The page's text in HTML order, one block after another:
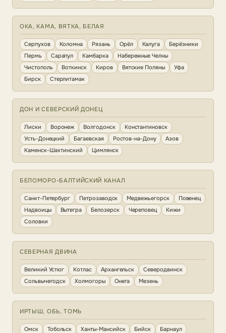
ОКА, КАМА, ВЯТКА, БЕЛАЯ
Серпухов Коломна Рязань Орёл Калуга
Берёзники
Пермь
Сарапул Камбарка
Набережные Челны
Чистополь
Воткинск Киров Вятские Поляны
Уфа
Бирск
Стерлитамак
ДОН И СЕВЕРСКИЙ ДОНЕЦ
Лиски Воронеж Волгодонск
Константиновск
Усть-Донецкий
Багаевская Ростов-на-Дону
Азов
Каменск-Шахтинский
Цимлянск
БЕЛОМОРО-БАЛТИЙСКИЙ КАНАЛ
Санкт-Петербург Петрозаводск Медвежьегорск
Повенец
Надвоицы
Вытегра Белозерск Череповец
Кижи
Соловки
СЕВЕРНАЯ ДВИНА
Великий Устюг Котлас Архангельск
Северодвинск
Сольвычегодск
Холмогоры Онега Мезень
ИРТЫШ, ОБЬ, ТОМЬ
Омск Тобольск Ханты-Мансийск Бийск
Барнаул